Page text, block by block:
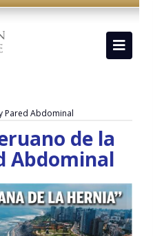
Pared Abdominal
de la
Abdominal